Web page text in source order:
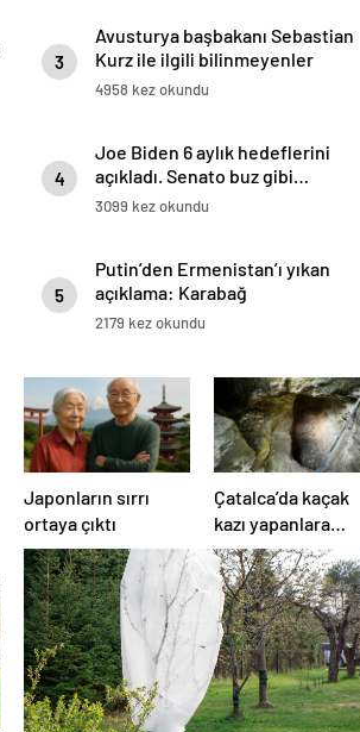
3
Avusturya başbakanı Sebastian
Kurz ile ilgili bilinmeyenler
4958 kez okundu
4
Joe Biden 6 aylık hedeflerini
açıkladı. Senato buz gibi…
3099 kez okundu
5
Putin’den Ermenistan’ı yıkan
açıklama: Karabağ
Azerbaycan’ın ayrılmaz bir
2179 kez okundu
Japonların sırrı
ortaya çıktı
Çatalca’da kaçak
kazı yapanlara
operasyon: 4
gözaltı